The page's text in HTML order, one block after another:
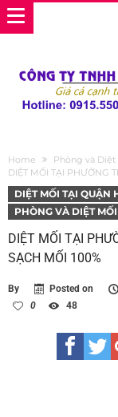
Home Phòng và
DIỆT MỐI TẠI PHƯỜNG
DIỆT MỐI TẠI QUẬN
PHÒNG VÀ DIỆT
DIỆT MỐI TẠI
SẠCH MỐI 100%
By Posted on
0 48